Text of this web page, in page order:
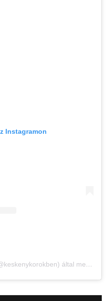
Instagramon
˙uǝqʞo̤ɹo̤ʞ ʎuǝʞsǝʞ ıupoɯlɐ̗ (@keskenykorokben) által megosztott bejegyzés